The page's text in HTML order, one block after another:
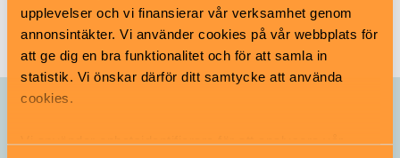
upplevelser och vi finansierar vår verksamhet genom
annonsintäkter. Vi använder cookies på vår webbplats för
att ge dig en bra funktionalitet och för att samla in
statistik. Vi önskar därför ditt samtycke att använda
cookies.
Vi använder enhetsidentifierare för att analysera vår
Till webbplats